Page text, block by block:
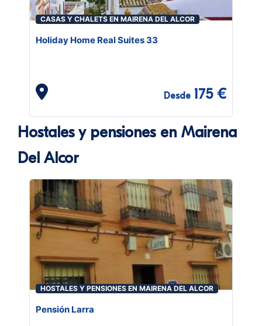
CASAS Y CHALETS EN MAIRENA DEL ALCOR
Holiday Home Real Suites 33
Desde 175 €
Hostales y pensiones en Mairena
Del Alcor
HOSTALES Y PENSIONES EN MAIRENA DEL ALCOR
Pensión Larra